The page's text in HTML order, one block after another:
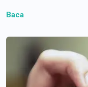
Baca